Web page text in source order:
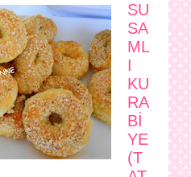
SU
SA
ML
I
KU
RA
Bİ
YE
(T